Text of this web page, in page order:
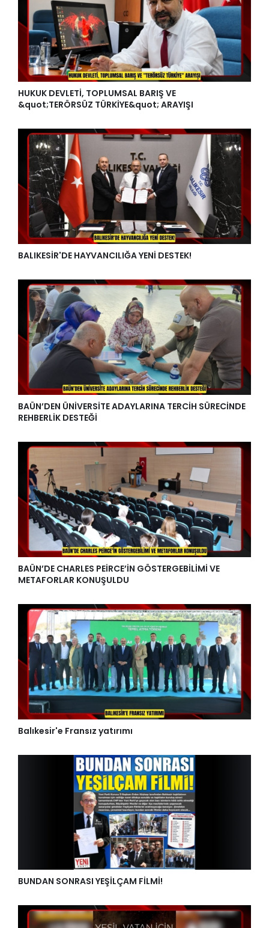
HUKUK DEVLETİ, TOPLUMSAL BARIŞ VE
&quot;TERÖRSÜZ TÜRKİYE&quot; ARAYIŞI
BALIKESİR'DE HAYVANCILIĞA YENİ DESTEK!
BAÜN’DEN ÜNİVERSİTE ADAYLARINA TERCİH SÜRECİNDE
REHBERLİK DESTEĞİ
BAÜN’DE CHARLES PEİRCE’İN GÖSTERGEBİLİMİ VE
METAFORLAR KONUŞULDU
Balıkesir'e Fransız yatırımı
BUNDAN SONRASI YEŞİLÇAM FİLMİ!